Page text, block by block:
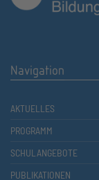
Navigation
AKTUELLES
PROGRAMM
SCHULANGEBOTE
PUBLIKATIONEN